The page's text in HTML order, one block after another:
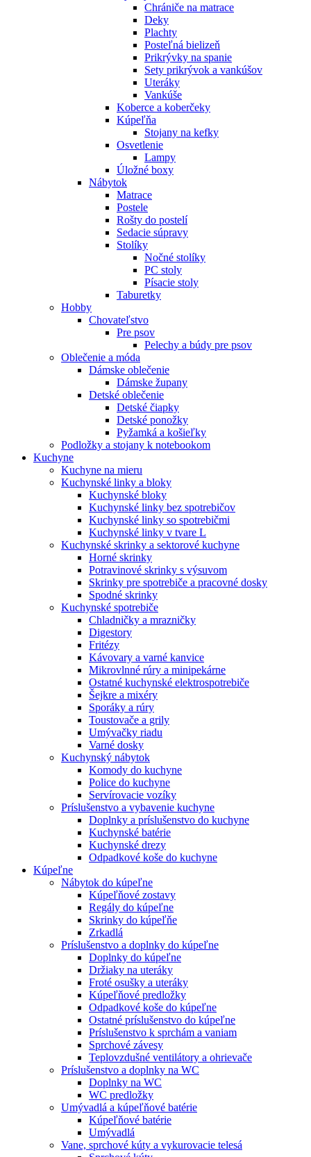
Chrániče na matrace
Deky
Plachty
Posteľná bielizeň
Prikrývky na spanie
Sety prikrývok a vankúšov
Uteráky
Vankúše
Koberce a koberčeky
Kúpeľňa
Stojany na kefky
Osvetlenie
Lampy
Úložné boxy
Nábytok
Matrace
Postele
Rošty do postelí
Sedacie súpravy
Stolíky
Nočné stolíky
PC stoly
Písacie stoly
Taburetky
Hobby
Chovateľstvo
Pre psov
Pelechy a búdy pre psov
Oblečenie a móda
Dámske oblečenie
Dámske župany
Detské oblečenie
Detské čiapky
Detské ponožky
Pyžamká a košieľky
Podložky a stojany k notebookom
Kuchyne
Kuchyne na mieru
Kuchynské linky a bloky
Kuchynské bloky
Kuchynské linky bez spotrebičov
Kuchynské linky so spotrebičmi
Kuchynské linky v tvare L
Kuchynské skrinky a sektorové kuchyne
Horné skrinky
Potravinové skrinky s výsuvom
Skrinky pre spotrebiče a pracovné dosky
Spodné skrinky
Kuchynské spotrebiče
Chladničky a mrazničky
Digestory
Fritézy
Kávovary a varné kanvice
Mikrovlnné rúry a minipekárne
Ostatné kuchynské elektrospotrebiče
Šejkre a mixéry
Sporáky a rúry
Toustovače a grily
Umývačky riadu
Varné dosky
Kuchynský nábytok
Komody do kuchyne
Police do kuchyne
Servírovacie vozíky
Príslušenstvo a vybavenie kuchyne
Doplnky a príslušenstvo do kuchyne
Kuchynské batérie
Kuchynské drezy
Odpadkové koše do kuchyne
Kúpeľne
Nábytok do kúpeľne
Kúpeľňové zostavy
Regály do kúpeľne
Skrinky do kúpeľňe
Zrkadlá
Príslušenstvo a doplnky do kúpeľne
Doplnky do kúpeľne
Držiaky na uteráky
Froté osušky a uteráky
Kúpeľňové predložky
Odpadkové koše do kúpeľne
Ostatné príslušenstvo do kúpeľne
Príslušenstvo k sprchám a vaniam
Sprchové závesy
Teplovzdušné ventilátory a ohrievače
Príslušenstvo a doplnky na WC
Doplnky na WC
WC predložky
Umývadlá a kúpeľňové batérie
Kúpeľňové batérie
Umývadlá
Vane, sprchové kúty a vykurovacie telesá